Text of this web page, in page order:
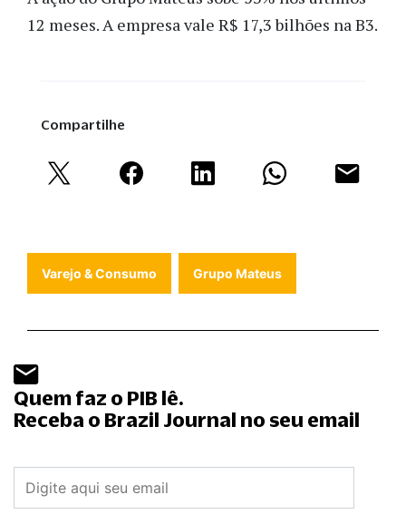
12 meses. A empresa vale R$ 17,3 bilhões na B3.
Compartilhe
Varejo & Consumo Grupo Mateus
Quem faz o PIB lê.
Receba o Brazil Journal no seu email